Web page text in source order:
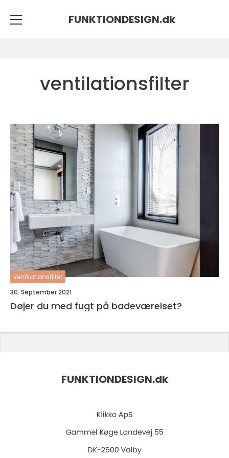
FUNKTIONDESIGN.dk
ventilationsfilter
ventilationsfilter
30. September 2021
Døjer du med fugt på badeværelset?
FUNKTIONDESIGN.dk